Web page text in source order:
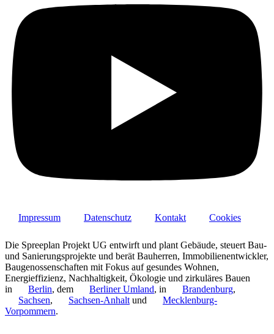
Impressum Datenschutz Kontakt Cookies
Die Spreeplan Projekt UG entwirft und plant Gebäude, steuert Bau-
und Sanierungsprojekte und berät Bauherren, Immobilienentwickler,
Baugenossenschaften mit Fokus auf gesundes Wohnen,
Energieffizienz, Nachhaltigkeit, Ökologie und zirkuläres Bauen
in
Berlin, dem Berliner Umland, in Brandenburg,
Sachsen, Sachsen-Anhalt und
Mecklenburg-
Vorpommern.